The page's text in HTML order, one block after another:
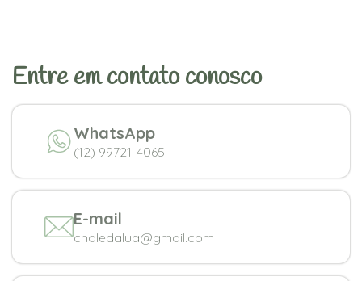
Entre em contato conosco
WhatsApp
(12) 99721-4065
E-mail
chaledalua@gmail.com